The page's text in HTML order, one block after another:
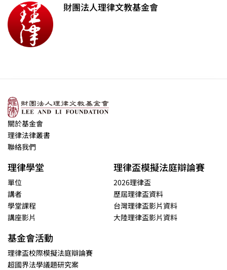
財團法人理律文教基金會
關於基金會
理律法律叢書
聯絡我們
理律學堂
單位
講者
學堂課程
講座影片
理律盃模擬法庭辯論賽
2026理律盃
歷屆理律盃資料
台灣理律盃影片資料
大陸理律盃影片資料
基金會活動
理律盃校際模擬法庭辯論賽
超國界法學議題研究案